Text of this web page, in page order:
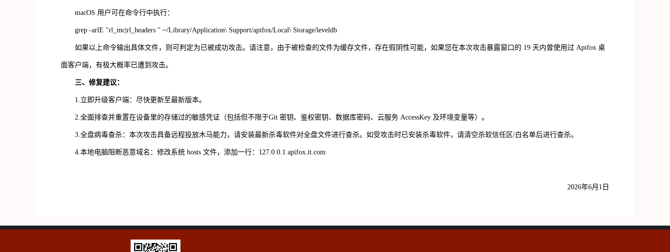
macOS 用户可在命令行中执行：
grep -arlE "rl_mc|rl_headers " ~/Library/Application\ Support/apifox/Local\ Storage/leveldb
如果以上命令输出具体文件，则可判定为已被成功攻击。请注意，由于被检查的文件为缓存文件，存在假阴性可能，如果您在本次攻击暴露窗口的 19 天内曾使用过 Apifox 桌
面客户端，有极大概率已遭到攻击。
三、修复建议：
1.立即升级客户端：尽快更新至最新版本。
2.全面排查并重置在设备里的存储过的敏感凭证（包括但不限于Git 密钥、鉴权密钥、数据库密码、云服务 AccessKey 及环境变量等）。
3.全盘病毒查杀：本次攻击具备远程投放木马能力，请安装最新杀毒软件对全盘文件进行查杀。如受攻击时已安装杀毒软件，请清空杀软信任区/白名单后进行查杀。
4.本地电脑阻断恶意域名：修改系统 hosts 文件，添加一行： 127.0.0.1 apifox.it.com
2026年6月 1 日